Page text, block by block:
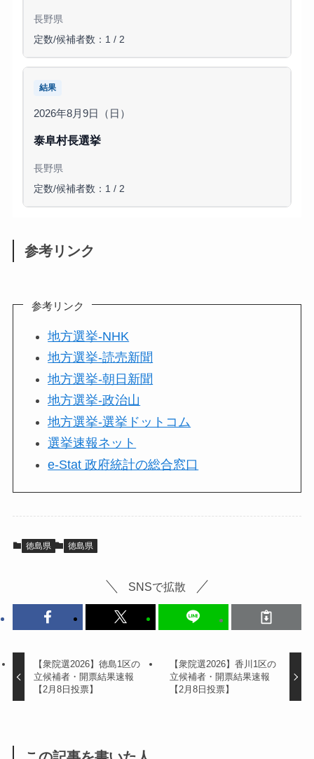
長野県
定数/候補者数：1 / 2
結果
2026年8月9日（日）
泰阜村長選挙
長野県
定数/候補者数：1 / 2
参考リンク
参考リンク
地方選挙-NHK
地方選挙-読売新聞
地方選挙-朝日新聞
地方選挙-政治山
地方選挙-選挙ドットコム
選挙速報ネット
e-Stat 政府統計の総合窓口
徳島県 徳島県
SNSで拡散
【衆院選2026】徳島1区の
立候補者・開票結果速報
【2月8日投票】
【衆院選2026】香川1区の
立候補者・開票結果速報
【2月8日投票】